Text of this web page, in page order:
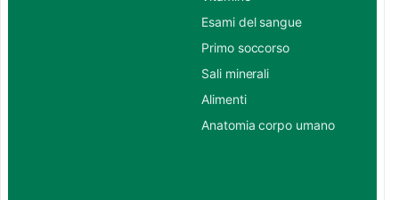
Esami del sangue
Primo soccorso
Sali minerali
Alimenti
Anatomia corpo umano